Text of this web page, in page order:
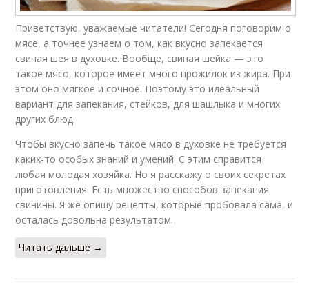
Приветствую, уважаемые читатели! Сегодня поговорим о
мясе, а точнее узнаем о том, как вкусно запекается
свиная шея в духовке. Вообще, свиная шейка — это
такое мясо, которое имеет много прожилок из жира. При
этом оно мягкое и сочное. Поэтому это идеальный
вариант для запекания, стейков, для шашлыка и многих
других блюд.
Чтобы вкусно запечь такое мясо в духовке не требуется
каких-то особых знаний и умений. С этим справится
любая молодая хозяйка. Но я расскажу о своих секретах
приготовления. Есть множество способов запекания
свинины. Я же опишу рецепты, которые пробовала сама, и
осталась довольна результатом.
Читать дальше →